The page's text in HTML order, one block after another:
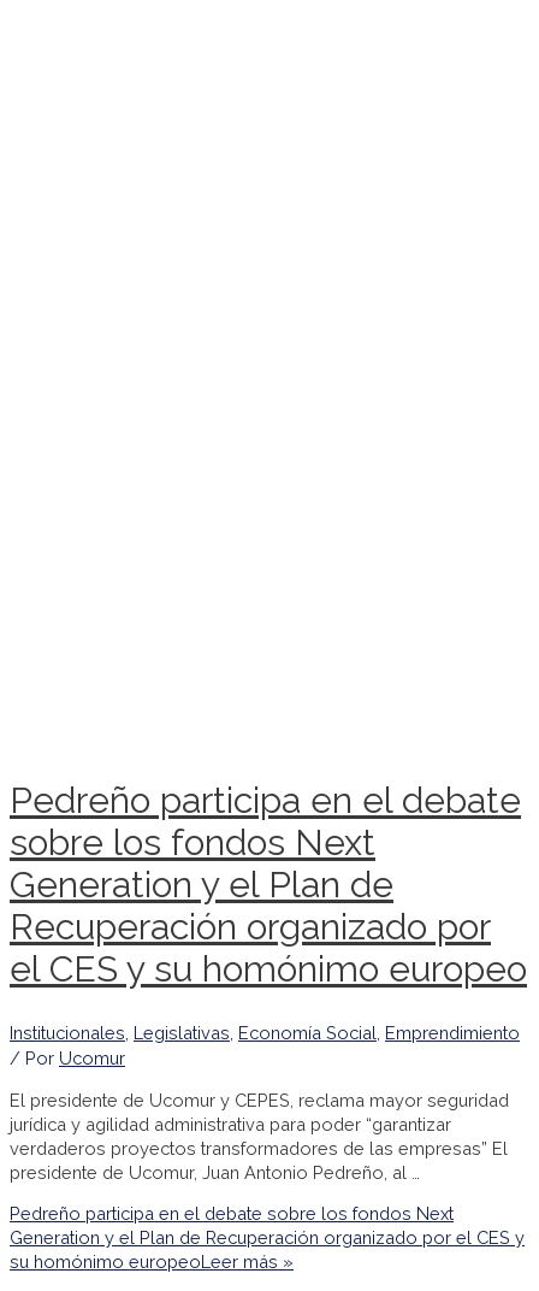
Pedreño participa en el debate
sobre los fondos Next
Generation y el Plan de
Recuperación organizado por
el CES y su homónimo europeo
Institucionales Legislativas Economía Social Emprendimiento
/ Por Ucomur
El presidente de Ucomur y CEPES, reclama mayor seguridad
jurídica y agilidad administrativa para poder “garantizar
verdaderos proyectos transformadores de las empresas” El
presidente de Ucomur, Juan Antonio Pedreño, al …
Pedreño participa en el debate sobre los fondos Next
Generation y el Plan de Recuperación organizado por el CES y
su homónimo europeoLeer más »